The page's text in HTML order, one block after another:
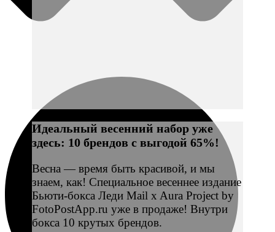
Идеальный весенний набор уже
здесь: 10 брендов с выгодой 65%!
Весна — время быть красивой, и мы
знаем, как! Специальное весеннее издание
Бьюти-бокса Леди Mail x Aura Project by
FotoPostApp.ru уже в продаже! Внутри
бокса 10 крутых брендов.